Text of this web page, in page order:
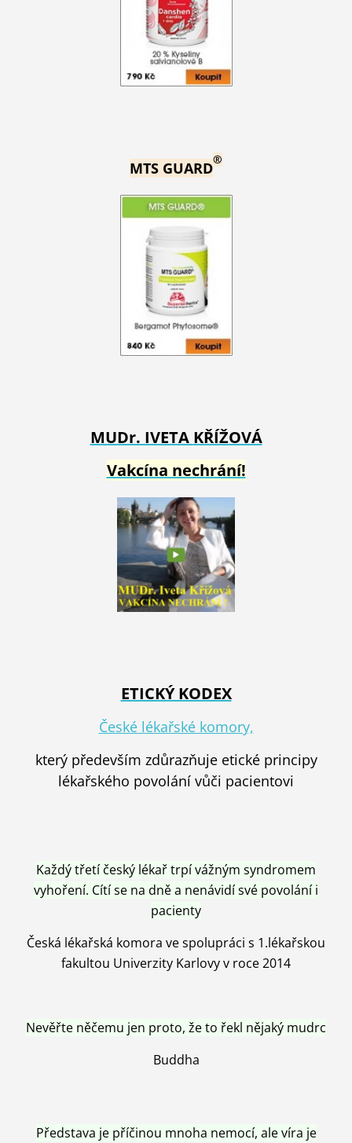
MTS GUARD®
MUDr. IVETA KŘÍŽOVÁ
Vakcína nechrání!
ETICKÝ KODEX
České lékařské komory,
který především zdůrazňuje etické principy
lékařského povolání vůči pacientovi
Každý třetí český lékař trpí vážným syndromem
vyhoření. Cítí se na dně a nenávidí své povolání i
pacienty
Česká lékařská komora ve spolupráci s 1.lékařskou
fakultou Univerzity Karlovy v roce 2014
Nevěřte něčemu jen proto, že to řekl nějaký mudrc
Buddha
Představa je příčinou mnoha nemocí, ale víra je